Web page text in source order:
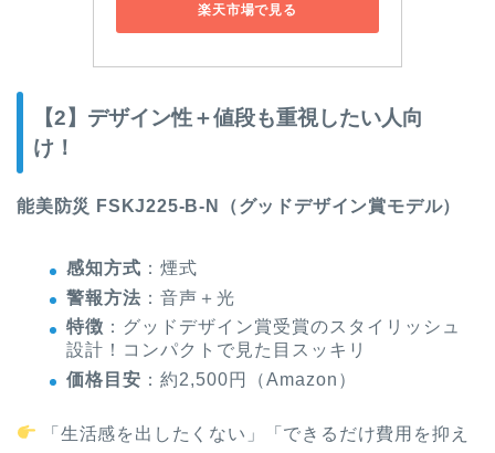
楽天市場で見る
【2】デザイン性＋値段も重視したい人向
け！
能美防災 FSKJ225-B-N（グッドデザイン賞モデル）
感知方式 ：煙式
警報方法 ：音声＋光
特徴 ：グッドデザイン賞受賞のスタイリッシュ
設計！コンパクトで見た目スッキリ
価格目安 ：約2,500円（Amazon）
「生活感を出したくない」「できるだけ費用を抑え